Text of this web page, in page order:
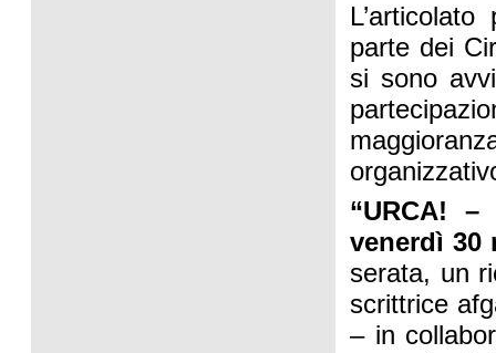
parte dei
si sono
“URCA!
venerdì 30
serata, un
scrittrice
– in